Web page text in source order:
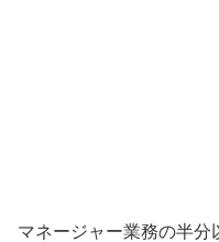
マネージャー業務の半分